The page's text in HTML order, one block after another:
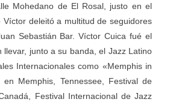
Mohedano de El Rosal, justo en el
Víctor deleitó a multitud de seguidores
Sebastián Bar. Víctor Cuica fué el
llevar, junto a su banda, el Jazz Latino
Internacionales como «Memphis in
Memphis, Tennessee, Festival de
Festival Internacional de Jazz